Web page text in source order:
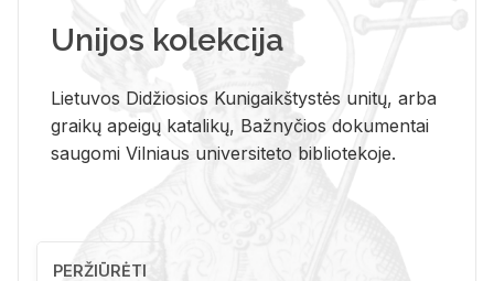
Unijos kolekcija
Lietuvos Didžiosios Kunigaikštystės unitų, arba
graikų apeigų katalikų, Bažnyčios dokumentai
saugomi Vilniaus universiteto bibliotekoje.
PERŽIŪRĖTI